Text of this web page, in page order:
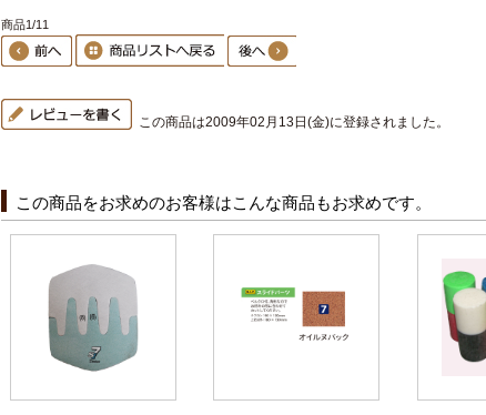
商品1/11
この商品は2009年02月13日(金)に登録されました。
この商品をお求めのお客様はこんな商品もお求めです。